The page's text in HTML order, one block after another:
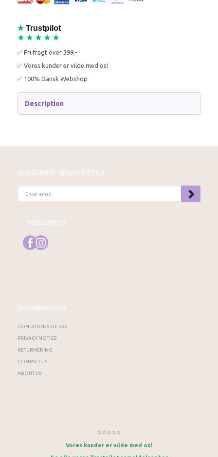
★ Trustpilot
★★★★★
✅ Fri fragt over 399,-
✅ Vores kunder er vilde med os!
✅ 100% Dansk Webshop
Description
SUBSCRIBE NEWSLETTER
EMAIL
FOLLOW US
INFORMATION
CONDITIONS OF USE
PRIVACY NOTICE
RETURNERING
CONTACT US
ABOUT US
⭐⭐⭐⭐⭐
Vores kunder er vilde med os!